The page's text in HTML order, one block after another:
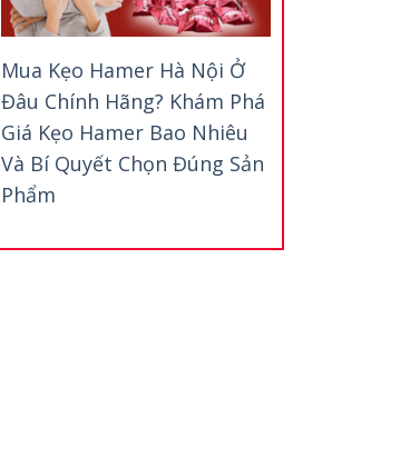
Mua Kẹo Hamer Hà Nội Ở
Đâu Chính Hãng? Khám Phá
Giá Kẹo Hamer Bao Nhiêu
Và Bí Quyết Chọn Đúng Sản
Phẩm